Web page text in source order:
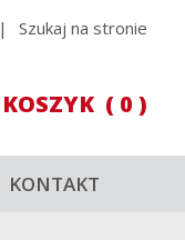
| Szukaj na stronie
KOSZYK ( 0 )
KONTAKT